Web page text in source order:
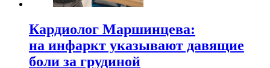
Кардиолог Маршинцева:
на инфаркт указывают давящие
боли за грудиной